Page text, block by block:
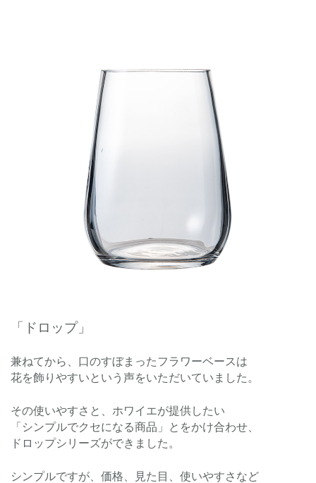
「ドロップ」
兼ねてから
口のすぼまったフラワーベースは
花を飾りやすいという声をいただいていました。
その使いやすさと、ホワイエが提供したい
「シンプルでクセになる商品」とをかけ合わせ、
ドロップシリーズができました。
シンプルですが、価格、見た目、使いやすさなど